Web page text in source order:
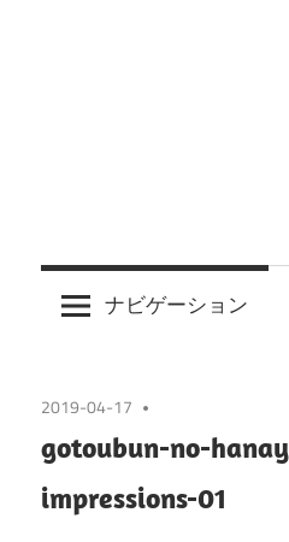
ナビゲーション
2019-04-17
gotoubun-no-
impressions-01